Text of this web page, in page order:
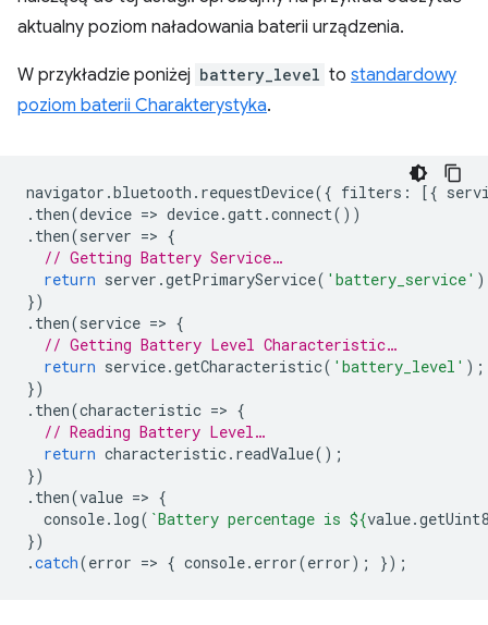
aktualny poziom naładowania baterii urządzenia.
W przykładzie poniżej battery_level to standardowy
poziom baterii Charakterystyka.
navigator .bluetooth . requestDevice({ filters : [{
. then(device => device.gatt.connect())
. then(server => {
// Getting Battery Service…
return server .getPrimaryService( 'battery_service'
})
. then(service => {
// Getting Battery Level Characteristic…
return service.getCharacteristic( 'battery_level' );
})
. then(characteristic => {
// Reading Battery Level…
return characteristic. readValue();
})
. then(value => {
console. log( `Battery percentage is ${value.getUint8
})
.catch(error => { console. error(error); });